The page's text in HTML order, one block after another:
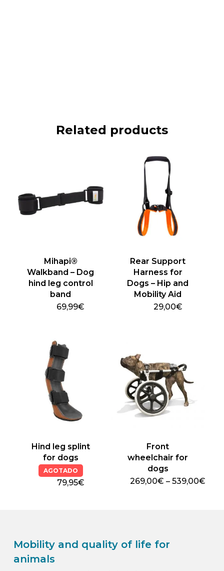
Related products
Mihapi®
Walkband – Dog
hind leg control
band
69,99€
variants.
the
Rear Support
Harness for
Dogs – Hip and
Mobility Aid
29,00€
The
options
may
be
product
Hind leg splint
for dogs
AGOTADO
79,95€
Front
wheelchair for
dogs
269,00€ – 539,00€
This
Mobility and quality of life for
animals